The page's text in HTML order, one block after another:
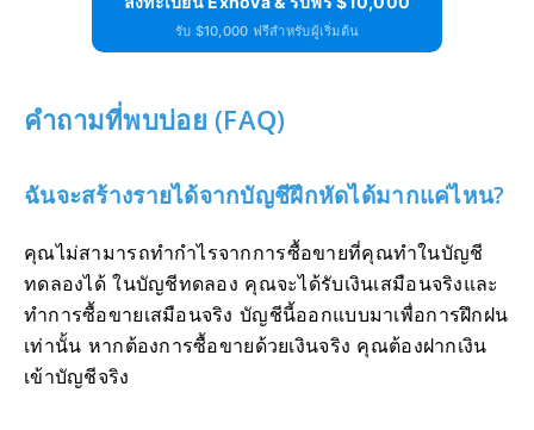
รับ $10,000 ฟรีสำหรับผู้เริ่มต้น
คำถามที่พบบ่อย (FAQ)
ฉันจะสร้างรายได้จากบัญชีฝึกหัดได้มากแค่ไหน?
คุณไม่สามารถทำกำไรจากการซื้อขายที่คุณทำในบัญชี
ทดลองได้ ในบัญชีทดลอง คุณจะได้รับเงินเสมือนจริงและ
ทำการซื้อขายเสมือนจริง บัญชีนี้ออกแบบมาเพื่อการฝึกฝน
เท่านั้น หากต้องการซื้อขายด้วยเงินจริง คุณต้องฝากเงิน
เข้าบัญชีจริง